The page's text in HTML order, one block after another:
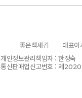
좋은책새김 대표
개인정보관리책임자 : 한정숙
통신판매업신고번호 : 제